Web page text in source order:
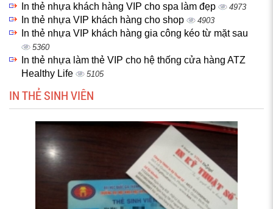
In thẻ nhựa khách hàng VIP cho spa làm đẹp 4973
In thẻ nhựa VIP khách hàng cho shop 4903
In thẻ nhựa VIP khách hàng gia công kéo từ mặt sau
5360
In thẻ nhựa làm thẻ VIP cho hệ thống cửa hàng ATZ
Healthy Life
5105
IN THẺ SINH VIÊN